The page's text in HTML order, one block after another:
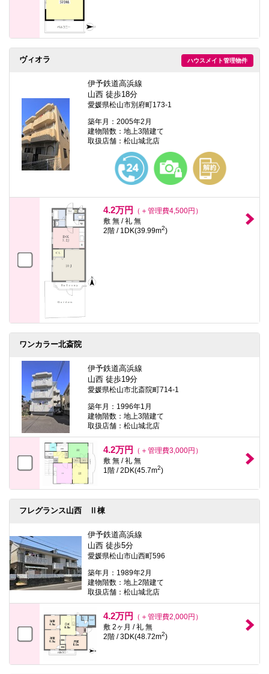
ハウスメイト管理物件
ヴィオラ
伊予鉄道高浜線
山西 徒歩18分
愛媛県松山市別府町173-1
築年月：2005年2月
建物階数：地上3階建て
取扱店舗：松山城北店
4.2万円
（＋管理費4,500円）
敷 無 / 礼 無
2階 / 1DK(39.99m2)
ワンカラー北斎院
伊予鉄道高浜線
山西 徒歩19分
愛媛県松山市北斎院町714-1
築年月：1996年1月
建物階数：地上3階建て
取扱店舗：松山城北店
4.2万円
（＋管理費3,000円）
敷 無 / 礼 無
1階 / 2DK(45.7m2)
フレグランス山西 Ⅱ棟
伊予鉄道高浜線
山西 徒歩5分
愛媛県松山市山西町596
築年月：1989年2月
建物階数：地上2階建て
取扱店舗：松山城北店
4.2万円
（＋管理費2,000円）
敷 2ヶ月 / 礼 無
2階 / 3DK(48.72m2)